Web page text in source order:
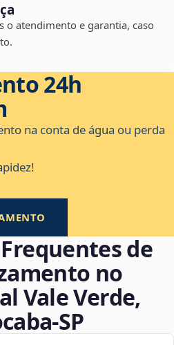
o atendimento e garantia, caso
24h
na conta de água ou perda
de
no
Vale Verde,